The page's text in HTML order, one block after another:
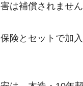
は補償されません
険とセットで加